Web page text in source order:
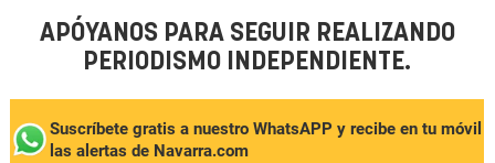
APÓYANOS PARA SEGUIR REALIZANDO
PERIODISMO INDEPENDIENTE.
Suscríbete gratis a nuestro WhatsAPP y recibe en tu móvil
las alertas de Navarra.com